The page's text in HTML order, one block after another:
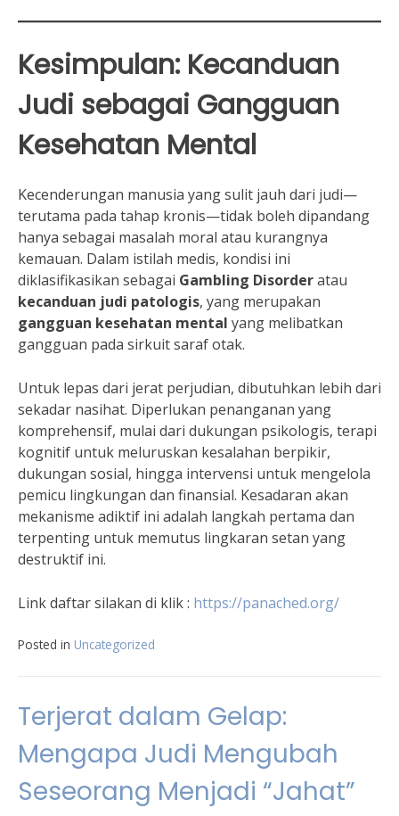
Kesimpulan: Kecanduan
Judi sebagai Gangguan
Kesehatan Mental
Kecenderungan manusia yang sulit jauh dari judi—
terutama pada tahap kronis—tidak boleh dipandang
hanya sebagai masalah moral atau kurangnya
kemauan. Dalam istilah medis, kondisi ini
diklasifikasikan sebagai Gambling Disorderatau
kecanduan judi patologis, yang merupakan
gangguan kesehatan mental yang melibatkan
gangguan pada sirkuit saraf otak.
Untuk lepas dari jerat perjudian, dibutuhkan lebih dari
sekadar nasihat. Diperlukan penanganan yang
komprehensif, mulai dari dukungan psikologis, terapi
kognitif untuk meluruskan kesalahan berpikir,
dukungan sosial, hingga intervensi untuk mengelola
pemicu lingkungan dan finansial. Kesadaran akan
mekanisme adiktif ini adalah langkah pertama dan
terpenting untuk memutus lingkaran setan yang
destruktif ini.
Link daftar silakan di klik : https://panached.org/
Posted in Uncategorized
Terjerat dalam Gelap:
Mengapa Judi Mengubah
Seseorang Menjadi “Jahat”